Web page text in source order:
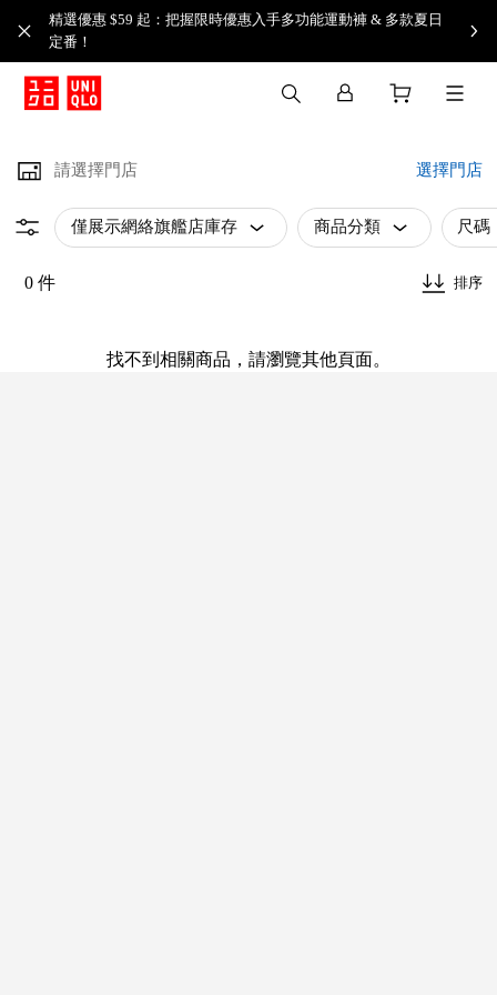
精選優惠 $59 起：把握限時優惠入手多功能運動褲 & 多款夏日
定番！​
請選擇門店 選擇門店
僅展示網絡旗艦店庫存 商品分類 尺碼
0 件 排序
找不到相關商品，請瀏覽其他頁面。